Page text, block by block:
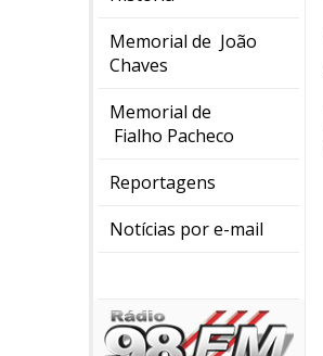
Memorial de João
Chaves
Memorial de
Fialho Pacheco
Reportagens
Notícias por e-mail